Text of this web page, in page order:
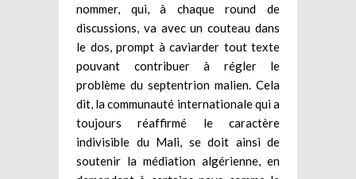
nommer, qui, à chaque round de
discussions, va avec un couteau dans
le dos, prompt à caviarder tout texte
pouvant contribuer à régler le
problème du septentrion malien. Cela
dit, la communauté internationale qui a
toujours réaffirmé le caractère
indivisible du Mali, se doit ainsi de
soutenir la médiation algérienne, en